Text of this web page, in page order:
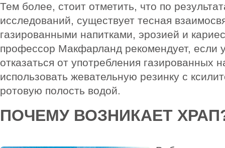
Тем более, стоит отметить, что по
исследований, существует тесная
газированными напитками, эрозией и
профессор Макфарланд рекомендует, если
отказаться от употребления газированных
использовать жевательную резинку с
ротовую полость водой.
ПОЧЕМУ ВОЗНИКАЕТ